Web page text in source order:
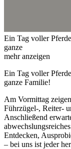
Ein Tag voller
ganze
mehr anzeigen
Ein Tag voller
ganze Familie!
Am Vormittag
Führzügel-, Reiter-
Anschließend
Entdecken,
– bei uns ist jeder